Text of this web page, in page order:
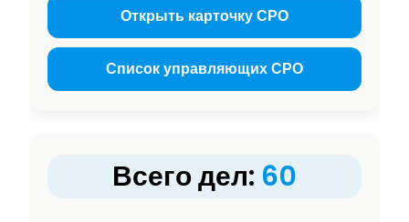
Открыть карточку СРО
Список управляющих СРО
Всего дел: 60